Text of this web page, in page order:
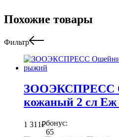
Похожие товары
Фильтр
ЗООЭКСПРЕСС
кожаный 2 сл
1 311₽бонус:
65